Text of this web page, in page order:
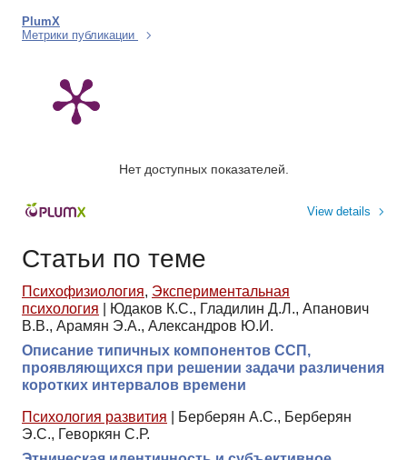
PlumX
Метрики публикации
Нет доступных показателей.
View details
Статьи по теме
Психофизиология, Экспериментальная
психология
Юдаков К.С., Гладилин Д.Л., Апанович
В.В., Арамян Э.А., Александров Ю.И.
Описание типичных компонентов ССП,
проявляющихся при решении задачи различения
коротких интервалов времени
Психология развития
Берберян А.С., Берберян
Э.С., Геворкян С.Р.